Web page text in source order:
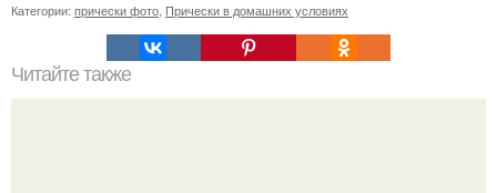
Категории: прически фото, Прически в домашних условиях
Читайте также